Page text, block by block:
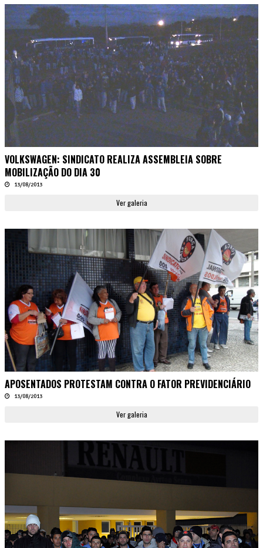
VOLKSWAGEN: SINDICATO REALIZA ASSEMBLEIA SOBRE
MOBILIZAÇÃO DO DIA 30
13/08/2013
Ver galeria
APOSENTADOS PROTESTAM CONTRA O FATOR PREVIDENCIÁRIO
13/08/2013
Ver galeria